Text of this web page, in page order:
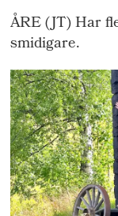
ÅRE (JT) Har
smidigare.